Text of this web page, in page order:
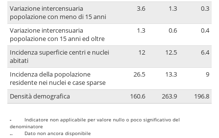
Variazione intercensuaria
popolazione con meno di 15 anni
3.6 1.3 0.3
Variazione intercensuaria
popolazione con 15 anni ed oltre
1.3 0.6 0.4
Incidenza superficie centri e nuclei
abitati
12 12.5 6.4
Incidenza della popolazione
residente nei nuclei e case sparse
26.5 13.3 9
Densità demografica 160.6 263.9 196.8
-
Indicatore non applicabile per valore nullo o poco significativo del
denominatore
..
Dato non ancora disponibile